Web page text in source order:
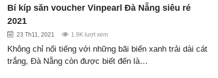
Bí kíp săn voucher Vinpearl Đà Nẵng siêu rẻ
2021
23 Th11, 2021 1.9K lượt xem
Không chỉ nổi tiếng với những bãi biển xanh trải dài cát
trắng, Đà Nẵng còn được biết đến là…